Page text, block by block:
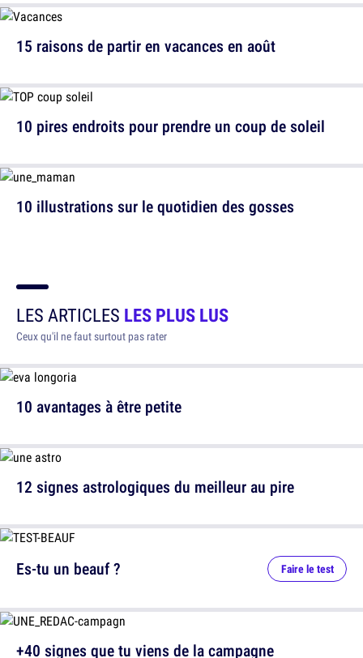
10 pires endroits pour prendre un coup de soleil
15 raisons de partir en vacances en août
10 illustrations sur le quotidien des gosses
LES ARTICLES LES PLUS LUS
Ceux qu'il ne faut surtout pas rater
10 avantages à être petite
12 signes astrologiques du meilleur au pire
Es-tu un beauf ? Faire le test
+40 signes que tu viens de la campagne